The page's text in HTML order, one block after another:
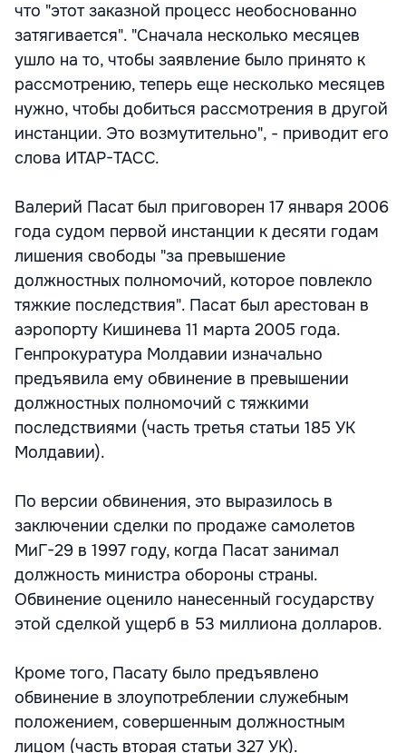
что "этот заказной процесс необоснованно
затягивается". "Сначала несколько месяцев
ушло на то, чтобы заявление было принято к
рассмотрению, теперь еще несколько месяцев
нужно, чтобы добиться рассмотрения в другой
инстанции. Это возмутительно", - приводит его
слова ИТАР-ТАСС.
Валерий Пасат был приговорен 17 января 2006
года судом первой инстанции к десяти годам
лишения свободы "за превышение
должностных полномочий, которое повлекло
тяжкие последствия". Пасат был арестован в
аэропорту Кишинева 11 марта 2005 года.
Генпрокуратура Молдавии изначально
предъявила ему обвинение в превышении
должностных полномочий с тяжкими
последствиями (часть третья статьи 185 УК
Молдавии).
По версии обвинения, это выразилось в
заключении сделки по продаже самолетов
МиГ-29 в 1997 году, когда Пасат занимал
должность министра обороны страны.
Обвинение оценило нанесенный государству
этой сделкой ущерб в 53 миллиона долларов.
Кроме того, Пасату было предъявлено
обвинение в злоупотреблении служебным
положением, совершенным должностным
лицом (часть вторая статьи 327 УК).